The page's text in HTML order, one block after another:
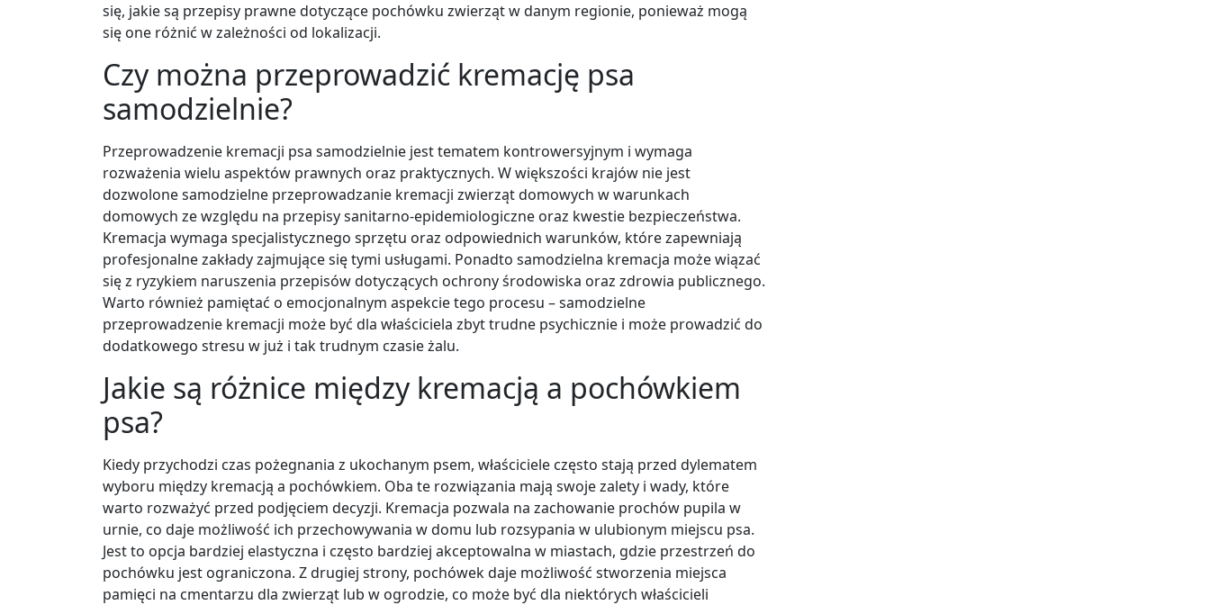
się, jakie są przepisy prawne dotyczące pochówku zwierząt w danym regionie, ponieważ mogą
się one różnić w zależności od lokalizacji.
Czy można przeprowadzić kremację psa
samodzielnie?
Przeprowadzenie kremacji psa samodzielnie jest tematem kontrowersyjnym i wymaga
rozważenia wielu aspektów prawnych oraz praktycznych. W większości krajów nie jest
dozwolone samodzielne przeprowadzanie kremacji zwierząt domowych w warunkach
domowych ze względu na przepisy sanitarno-epidemiologiczne oraz kwestie bezpieczeństwa.
Kremacja wymaga specjalistycznego sprzętu oraz odpowiednich warunków, które zapewniają
profesjonalne zakłady zajmujące się tymi usługami. Ponadto samodzielna kremacja może wiązać
się z ryzykiem naruszenia przepisów dotyczących ochrony środowiska oraz zdrowia publicznego.
Warto również pamiętać o emocjonalnym aspekcie tego procesu – samodzielne
przeprowadzenie kremacji może być dla właściciela zbyt trudne psychicznie i może prowadzić do
dodatkowego stresu w już i tak trudnym czasie żalu.
Jakie są różnice między kremacją a pochówkiem
psa?
Kiedy przychodzi czas pożegnania z ukochanym psem, właściciele często stają przed dylematem
wyboru między kremacją a pochówkiem. Oba te rozwiązania mają swoje zalety i wady, które
warto rozważyć przed podjęciem decyzji. Kremacja pozwala na zachowanie prochów pupila w
urnie, co daje możliwość ich przechowywania w domu lub rozsypania w ulubionym miejscu psa.
Jest to opcja bardziej elastyczna i często bardziej akceptowalna w miastach, gdzie przestrzeń do
pochówku jest ograniczona. Z drugiej strony, pochówek daje możliwość stworzenia miejsca
pamięci na cmentarzu dla zwierząt lub w ogrodzie, co może być dla niektórych właścicieli